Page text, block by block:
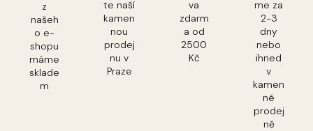
z
našeh
o e-
shopu
máme
sklade
m
te naší
kamen
nou
prodej
nu v
Praze
va
zdarm
a od
2500
Kč
me za
2-3
dny
nebo
ihned
v
kamen
né
prodej
ně